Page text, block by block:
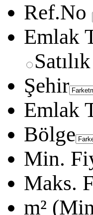
Ref.No
Emlak
Satılık
Şehir
Emlak
Bölge
Min.
Maks.
m²